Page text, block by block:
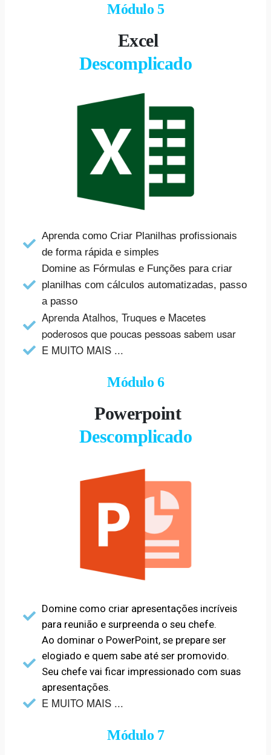
Módulo 5
Excel
Descomplicado
Aprenda como Criar Planilhas profissionais
de forma rápida e simples
Domine as Fórmulas e Funções para criar
planilhas com cálculos automatizadas, passo
a passo
Aprenda Atalhos, Truques e Macetes
poderosos que poucas pessoas sabem usar
E MUITO MAIS ...
Módulo 6
Powerpoint
Descomplicado
Domine como criar apresentações incríveis
para reunião e surpreenda o seu chefe.
Ao dominar o PowerPoint, se prepare ser
elogiado e quem sabe até ser promovido.
Seu chefe vai ficar impressionado com suas
apresentações.
E MUITO MAIS ...
Módulo 7